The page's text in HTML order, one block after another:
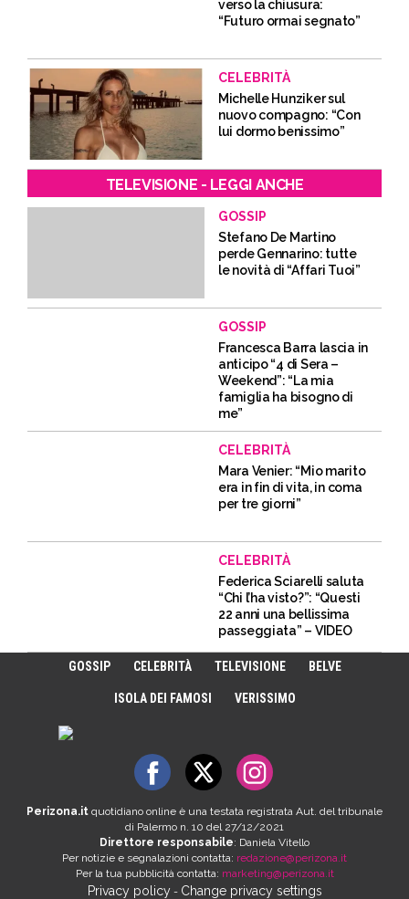
verso la chiusura:
“Futuro ormai segnato”
CELEBRITÀ
Michelle Hunziker sul
nuovo compagno: “Con
lui dormo benissimo”
TELEVISIONE - LEGGI ANCHE
GOSSIP
Stefano De Martino
perde Gennarino: tutte
le novità di “Affari Tuoi”
GOSSIP
Francesca Barra lascia in
anticipo “4 di Sera –
Weekend”: “La mia
famiglia ha bisogno di
me”
CELEBRITÀ
Mara Venier: “Mio marito
era in fin di vita, in coma
per tre giorni”
CELEBRITÀ
Federica Sciarelli saluta
“Chi l’ha visto?”: “Questi
22 anni una bellissima
passeggiata” – VIDEO
GOSSIP CELEBRITÀ TELEVISIONE BELVE
ISOLA DEI FAMOSI VERISSIMO
Perizona.it quotidiano online è una testata registrata Aut. del tribunale
di Palermo n. 10 del 27/12/2021
Direttore responsabile: Daniela Vitello
Per notizie e segnalazioni contatta: redazione@perizona.it
Per la tua pubblicità contatta: marketing@perizona.it
Privacy policy- Change privacy settings